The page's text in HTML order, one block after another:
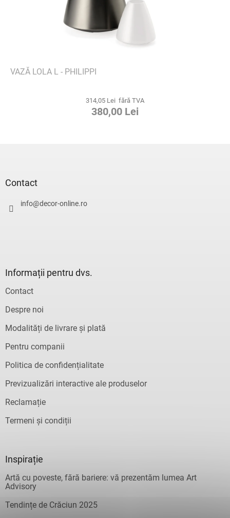
VAZĂ LOLA L - PHILIPPI
314,05 Lei fără TVA
380,00 Lei
Contact
info@decor-online.ro
Informații pentru dvs.
Contact
Despre noi
Modalități de livrare și plată
Pentru companii
Politica de confidențialitate
Previzualizări interactive ale produselor
Reclamație
Termeni și condiții
Inspirație
Artă cu poveste, fără bariere: vă prezentăm lumea Art
Advisory
Tendințe de Crăciun 2025